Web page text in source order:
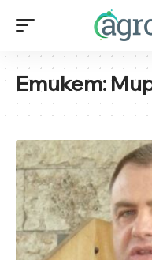
Етикет: